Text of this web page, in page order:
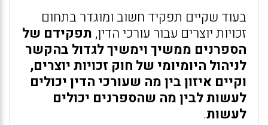
בעוד שקיים תפקיד חשוב ומוגדר בתחום
זכויות יוצרים עבור עורכי הדין, תפקידם של
הספרנים ממשיך וימשיך לגדול בהקשר
לניהול היומיומי של חוק זכויות יוצרים,
וקיים איזון בין מה שעורכי הדין יכולים
לעשות לבין מה שהספרנים יכולים
לעשות.